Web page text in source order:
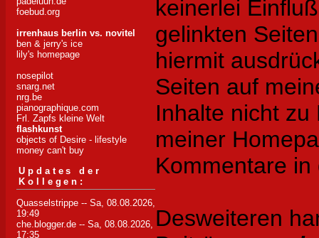
foebud.org
irrenhaus berlin vs. novitel
ben & jerry's ice
lily's homepage
nosepilot
snarg.net
nrg.be
pianographique.com
Frl. Zapfs kleine Welt
flashkunst
objects of Desire - lifestyle
money can't buy
Updates der
Kollegen:
Quasselstrippe -- Sa, 08.08.2026,
19:49
che.blogger.de -- Sa, 08.08.2026,
17:35
keinerlei
gelinkten
hiermit
Seiten auf
Inhalte nicht
meiner
Kommentare
Desweiteren